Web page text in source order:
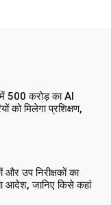
500 करोड़ का AI
को मिलेगा प्रशिक्षण,
और उप निरीक्षकों का
आदेश, जानिए किसे कहां